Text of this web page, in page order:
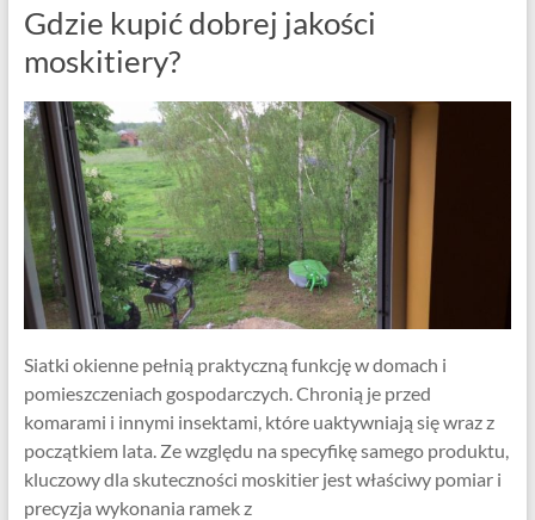
Gdzie kupić dobrej jakości
moskitiery?
Siatki okienne pełnią praktyczną funkcję w domach i
pomieszczeniach gospodarczych. Chronią je przed
komarami i innymi insektami, które uaktywniają się wraz z
początkiem lata. Ze względu na specyfikę samego produktu,
kluczowy dla skuteczności moskitier jest właściwy pomiar i
precyzja wykonania ramek z